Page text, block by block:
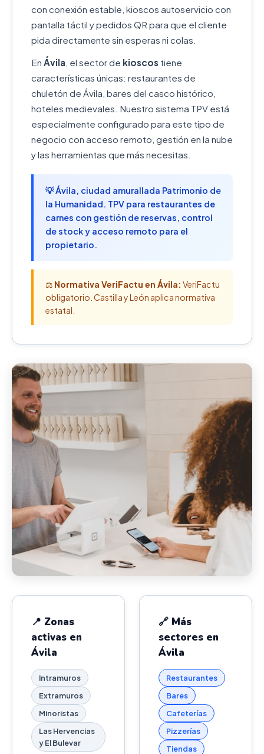
con conexión estable, kioscos autoservicio con
pantalla táctil y pedidos QR para que el cliente
pida directamente sin esperas ni colas.
En Ávila , el sector de kioscos tiene
características únicas: restaurantes de
chuletón de Ávila, bares del casco histórico,
hoteles medievales. Nuestro sistema TPV está
especialmente configurado para este tipo de
negocio con acceso remoto, gestión en la nube
y las herramientas que más necesitas.
💡 Ávila, ciudad amurallada Patrimonio de
la Humanidad. TPV para restaurantes de
carnes con gestión de reservas, control
de stock y acceso remoto para el
propietario.
⚖️ Normativa VeriFactu en Ávila: VeriFactu
obligatorio. Castilla y León aplica normativa
estatal.
📍 Zonas
activas en
Ávila
Intramuros
Extramuros
Minoristas
Las Hervencias
y El Bulevar
🔗 Más
sectores en
Ávila
Restaurantes
Bares
Cafeterías
Pizzerías
Tiendas